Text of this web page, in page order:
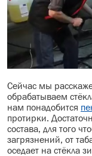
ВСЕ БРЕНДЫ
Сейчас мы
обрабатываем
нам понадобится
протирки.
состава, для того
загрязнений, от
оседает на стёкла